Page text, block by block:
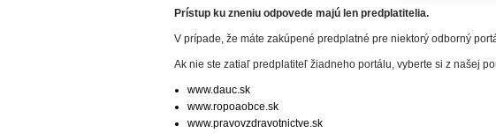
Prístup ku zneniu odpovede majú len predplatitelia.
V prípade, že máte zakúpené predplatné pre niektorý odborný
Ak nie ste zatiaľ predplatiteľ žiadneho portálu, vyberte si z našej
www.dauc.sk
www.ropoaobce.sk
www.pravovzdravotnictve.sk